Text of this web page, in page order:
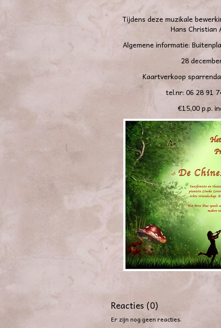
Tijdens deze muzikale
Hans Christian
Algemene informatie:
28
Kaartverkoop
tel.nr: 06 28 91
€15,00 p.p.
Reacties (0)
Er zijn nog geen reacties.